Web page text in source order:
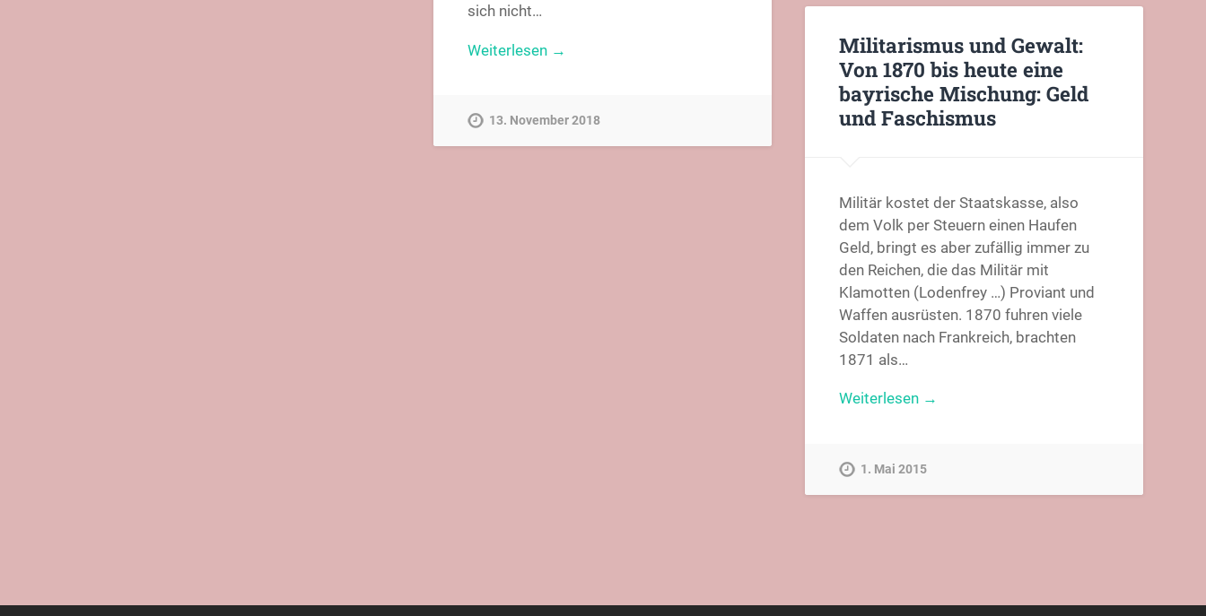
sich nicht…
Weiterlesen →
13. November 2018
Militarismus und Gewalt:
Von 1870 bis heute eine
bayrische Mischung: Geld
und Faschismus
Militär kostet der Staatskasse, also
dem Volk per Steuern einen Haufen
Geld, bringt es aber zufällig immer zu
den Reichen, die das Militär mit
Klamotten (Lodenfrey …) Proviant und
Waffen ausrüsten. 1870 fuhren viele
Soldaten nach Frankreich, brachten
1871 als…
Weiterlesen →
1. Mai 2015